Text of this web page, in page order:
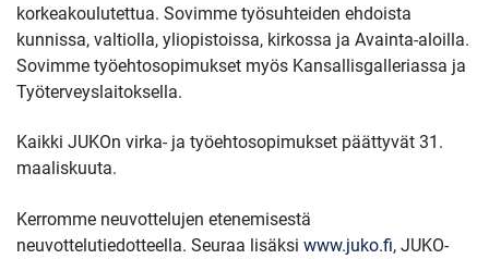
korkeakoulutettua. Sovimme työsuhteiden ehdoista
kunnissa, valtiolla, yliopistoissa, kirkossa ja Avainta-aloilla.
Sovimme työehtosopimukset myös Kansallisgalleriassa ja
Työterveyslaitoksella.
Kaikki JUKOn virka- ja työehtosopimukset päättyvät 31.
maaliskuuta.
Kerromme neuvottelujen etenemisestä
neuvottelutiedotteella. Seuraa lisäksi www.juko.fi, JUKO-